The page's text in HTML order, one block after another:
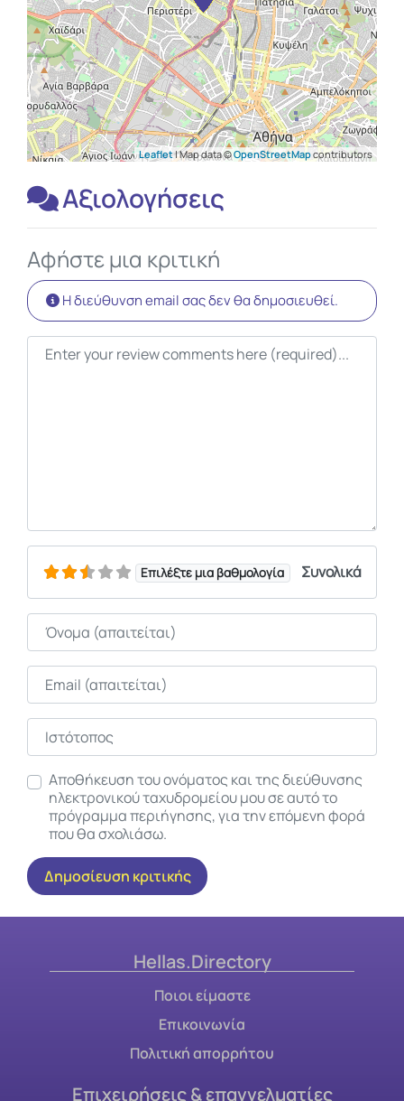
Leaflet| Map data ©OpenStreetMapcontributors
Αξιολογήσεις
Αφήστε μια κριτική
Η διεύθυνση email σας δεν θα δημοσιευθεί.
Κείμενο κριτικής
Επιλέξτε μια βαθμολογία Συνολικά
Όνομα
Email
Ιστότοπος
Αποθήκευση του ονόματος και της διεύθυνσης
ηλεκτρονικού ταχυδρομείου μου σε αυτό το
πρόγραμμα περιήγησης, για την επόμενη φορά
που θα σχολιάσω.
Hellas.Directory
Ποιοι είμαστε
Επικοινωνία
Πολιτική απορρήτου
Επιχειρήσεις & επαγγελματίες